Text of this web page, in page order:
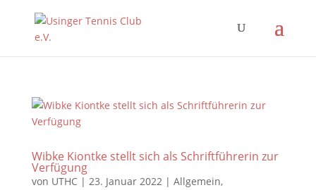
Wibke Kiontke stellt sich als Schriftführerin zur
Verfügung
von UTHC| 23. Januar 2022| Allgemein,